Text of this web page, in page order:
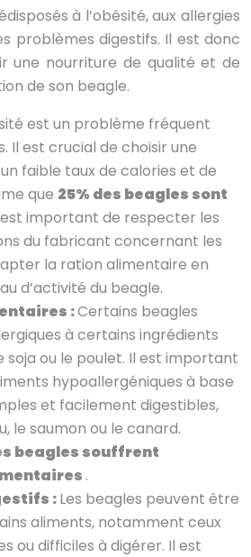
à l’obésité, aux allergies
problèmes digestifs. Il est donc
une nourriture de qualité et de
de son beagle.
est un problème fréquent
Il est crucial de choisir une
faible taux de calories et de
que 25% des beagles sont
est important de respecter les
du fabricant concernant les
la ration alimentaire en
d’activité du beagle.
:Certains beagles
à certains ingrédients
soja ou le poulet. Il est important
hypoallergéniques à base
et facilement digestibles,
le saumon ou le canard.
beagles souffrent
.
:Les beagles peuvent être
aliments, notamment ceux
ou difficiles à digérer. Il est